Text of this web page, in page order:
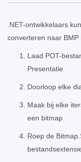
.NET-ontwikkelaars
converteren naar BMP
Laad POT-
Presentatie
Doorloop elke
Maak bij elke
een bitmap
Roep de